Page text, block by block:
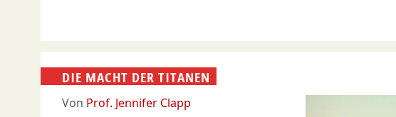
DIE MACHT DER TITANEN
Von Prof. Jennifer Clapp